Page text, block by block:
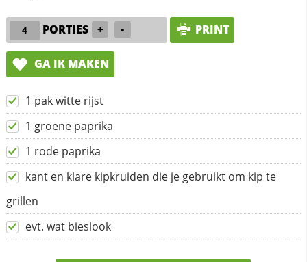
PORTIES + - PRINT
GA IK MAKEN
1 pak witte rijst
1 groene paprika
1 rode paprika
kant en klare kipkruiden die je gebruikt om kip te
grillen
evt. wat bieslook